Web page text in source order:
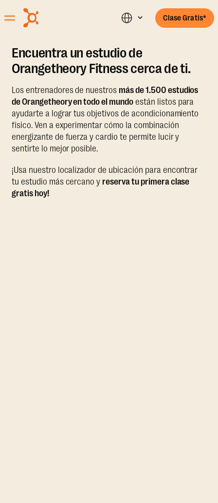
Clase Gratis*
Encuentra un estudio de
Orangetheory Fitness cerca de ti.
Los entrenadores de nuestros más de 1.500 estudios
de Orangetheory en todo el mundoestán listos para
ayudarte a lograr tus objetivos de acondicionamiento
físico. Ven a experimentar cómo la combinación
energizante de fuerza y cardio te permite lucir y
sentirte lo mejor posible.
¡Usa nuestro localizador de ubicación para encontrar
tu estudio más cercano y reserva tu primera clase
gratis hoy!